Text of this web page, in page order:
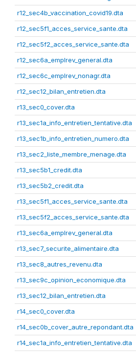
r12_sec4b_vaccination_covid19.dta
r12_sec5f1_acces_service_sante.dta
r12_sec5f2_acces_service_sante.dta
r12_sec6a_emplrev_general.dta
r12_sec6c_emplrev_nonagr.dta
r12_sec12_bilan_entretien.dta
r13_sec0_cover.dta
r13_sec1a_info_entretien_tentative.dta
r13_sec1b_info_entretien_numero.dta
r13_sec2_liste_membre_menage.dta
r13_sec5b1_credit.dta
r13_sec5b2_credit.dta
r13_sec5f1_acces_service_sante.dta
r13_sec5f2_acces_service_sante.dta
r13_sec6a_emplrev_general.dta
r13_sec7_securite_alimentaire.dta
r13_sec8_autres_revenu.dta
r13_sec9c_opinion_economique.dta
r13_sec12_bilan_entretien.dta
r14_sec0_cover.dta
r14_sec0b_cover_autre_repondant.dta
r14_sec1a_info_entretien_tentative.dta